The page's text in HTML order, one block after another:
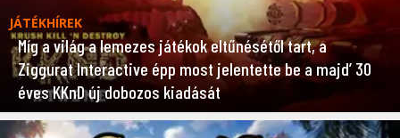
JÁTÉKHÍREK
Míg a világ a lemezes játékok eltűnésétől tart, a
Ziggurat Interactive épp most jelentette be a majd’ 30
éves KKnD új dobozos kiadását